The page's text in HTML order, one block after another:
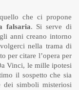
che ci propone
falsaria. Si serve di
anni creano intorno
nella trama di
per citare l’opera per
Vinci, le mille ipotesi
il sospetto che sia
dei simboli misteriosi